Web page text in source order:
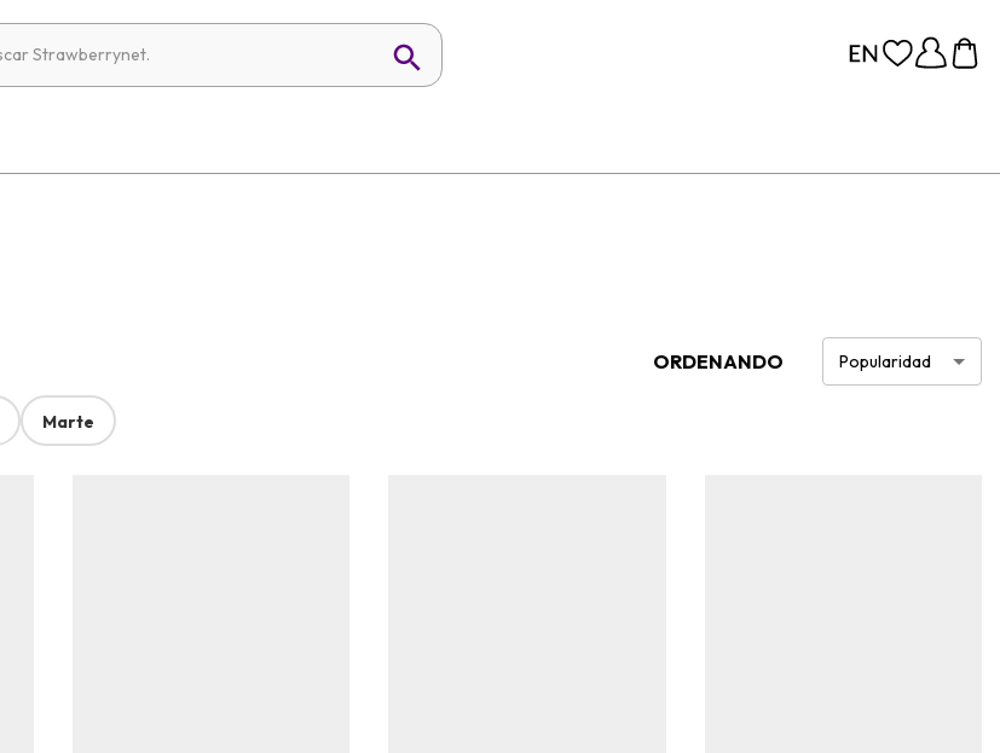
ORDENANDO Popularidad
Marte